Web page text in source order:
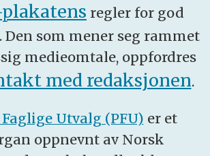
regler for god
Den som mener seg rammet
medieomtale, oppfordres
med redaksjonen.
Faglige Utvalg (PFU) er et
oppnevnt av Norsk